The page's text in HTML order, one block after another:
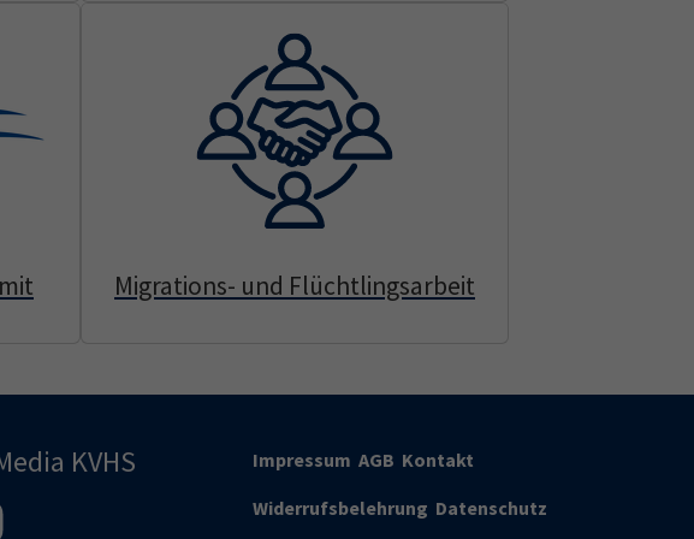
Migrations- und Flüchtlingsarbeit
KVHS Impressum AGB Kontakt
Widerrufsbelehrung Datenschutz